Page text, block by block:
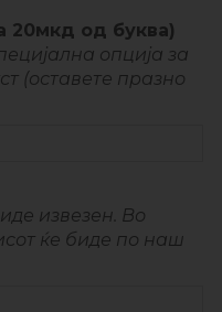
20мкд од буква)
опција за
(оставете празно
извезен. Во
ќе биде по наш